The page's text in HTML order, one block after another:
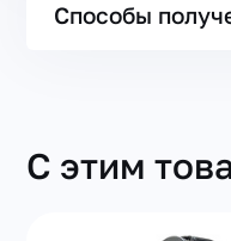
Способы
С этим